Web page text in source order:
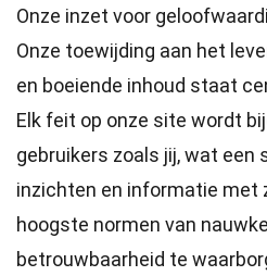
Onze inzet voor
Onze toewijding aan het
en boeiende inhoud staat
Elk feit op onze site wordt
gebruikers zoals jij, wat een
inzichten en informatie met
hoogste normen van
betrouwbaarheid te